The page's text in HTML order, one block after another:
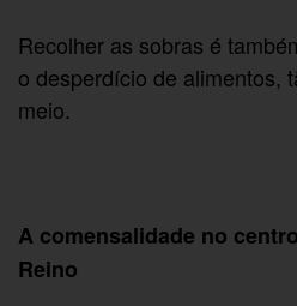
Recolher as sobras é
o desperdício de alimentos,
meio.
A comensalidade no
Reino